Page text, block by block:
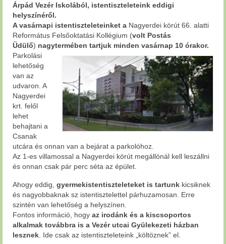
Árpád Vezér Iskolából, istentiszteleteink eddigi
helyszínéről.
A vasárnapi istentiszteleteinket a Nagyerdei körút 66. alatti
Református Felsőoktatási Kollégium (volt Postás
Üdülő) nagytermében tartjuk minden vasárnap 10 órakor.
Parkolási
lehetőség
van az
udvaron. A
Nagyerdei
krt. felől
lehet
behajtani a
Csanak
utcára és onnan van a bejárat a parkolóhoz.
Az 1-es villamossal a Nagyerdei körút megállónál kell leszállni
és onnan csak pár perc séta az épület.
Ahogy eddig, gyermekistentiszteleteket is tartunk kicsiknek
és nagyobbaknak sz istentisztelettel párhuzamosan. Erre
szintén van lehetőség a helyszínen.
Fontos információ, hogy az irodánk és a kiscsoportos
alkalmak továbbra is a Vezér utcai Gyülekezeti házban
lesznek . Ide csak az istentiszteleteink „költöznek” el.